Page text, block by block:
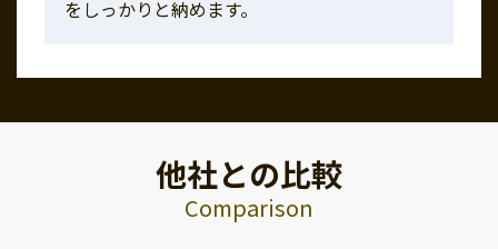
をしっかりと納めます。
他社との比較
Comparison